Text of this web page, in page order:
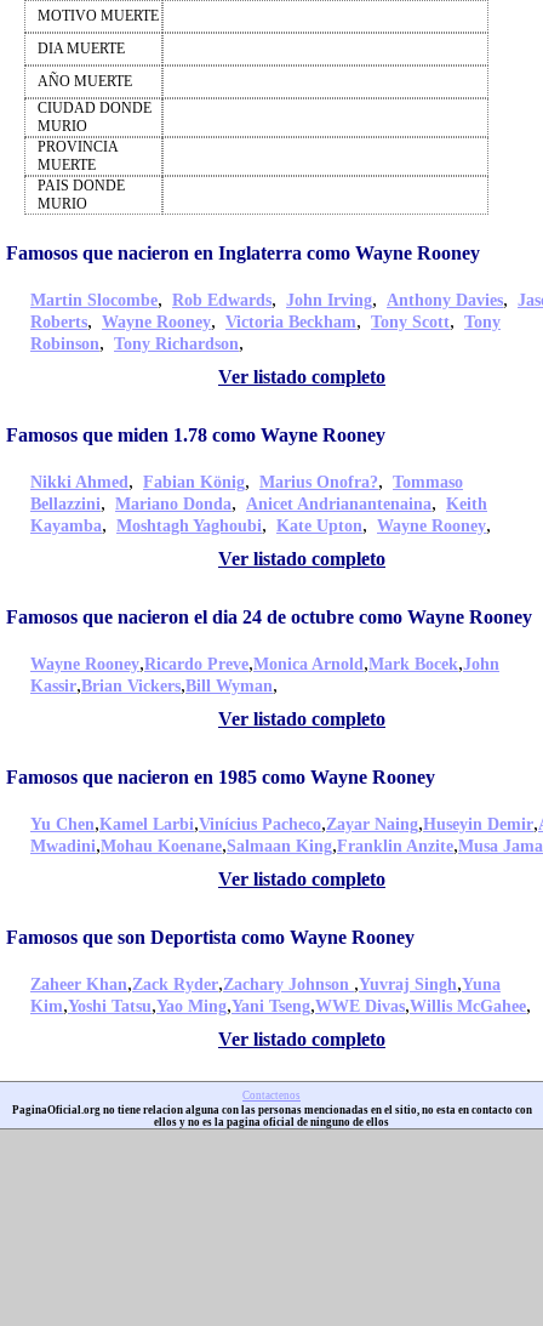
MOTIVO MUERTE
DIA MUERTE
AÑO MUERTE
CIUDAD DONDE
MURIO
PROVINCIA
MUERTE
PAIS DONDE
MURIO
Famosos que nacieron en Inglaterra como Wayne Rooney
Martin Slocombe, Rob Edwards, John Irving, Anthony Davies,
Roberts, Wayne Rooney, Victoria Beckham, Tony Scott, Tony
Robinson, Tony Richardson,
Ver listado completo
Famosos que miden 1.78 como Wayne Rooney
Nikki Ahmed, Fabian König, Marius Onofra?, Tommaso
Bellazzini, Mariano Donda, Anicet Andrianantenaina, Keith
Kayamba, Moshtagh Yaghoubi, Kate Upton, Wayne Rooney,
Ver listado completo
Famosos que nacieron el dia 24 de octubre como Wayne Rooney
Wayne Rooney,Ricardo Preve,Monica Arnold,Mark Bocek,John
Kassir,Brian Vickers,Bill Wyman,
Ver listado completo
Famosos que nacieron en 1985 como Wayne Rooney
Yu Chen,Kamel Larbi,Vinícius Pacheco,Zayar Naing,Huseyin Demir,
Mwadini,Mohau Koenane,Salmaan King,Franklin Anzite,Musa
Ver listado completo
Famosos que son Deportista como Wayne Rooney
Zaheer Khan,Zack Ryder,Zachary Johnson ,Yuvraj Singh,Yuna
Kim,Yoshi Tatsu,Yao Ming,Yani Tseng,WWE Divas,Willis McGahee,
Ver listado completo
Contactenos
PaginaOficial.org no tiene relacion alguna con las personas mencionadas en el sitio, no esta en contacto con
ellos y no es la pagina oficial de ninguno de ellos